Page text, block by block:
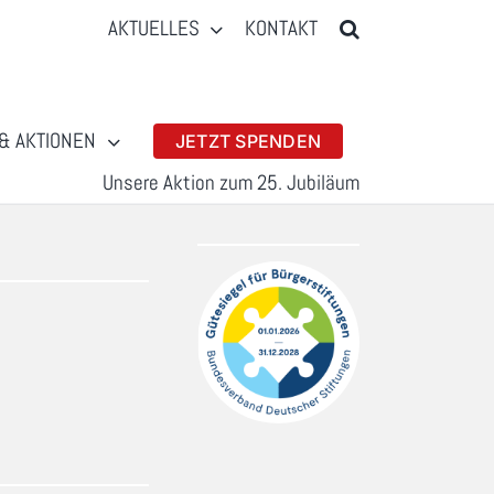
AKTUELLES KONTAKT
AKTIONEN JETZT SPENDEN
Unsere Aktion zum 25. Jubiläum